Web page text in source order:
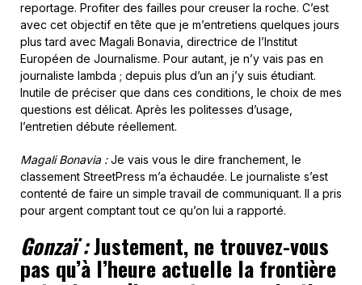
reportage. Profiter des failles pour creuser la roche. C’est
avec cet objectif en tête que je m’entretiens quelques jours
plus tard avec Magali Bonavia, directrice de l’Institut
Européen de Journalisme. Pour autant, je n’y vais pas en
journaliste lambda ; depuis plus d’un an j’y suis étudiant.
Inutile de préciser que dans ces conditions, le choix de mes
questions est délicat. Après les politesses d’usage,
l’entretien débute réellement.
Magali Bonavia :Je vais vous le dire franchement, le
classement StreetPress m’a échaudée. Le journaliste s’est
contenté de faire un simple travail de communiquant. Il a pris
pour argent comptant tout ce qu’on lui a rapporté.
Gonzaï :Justement, ne trouvez-vous
pas qu’à l’heure actuelle la frontière